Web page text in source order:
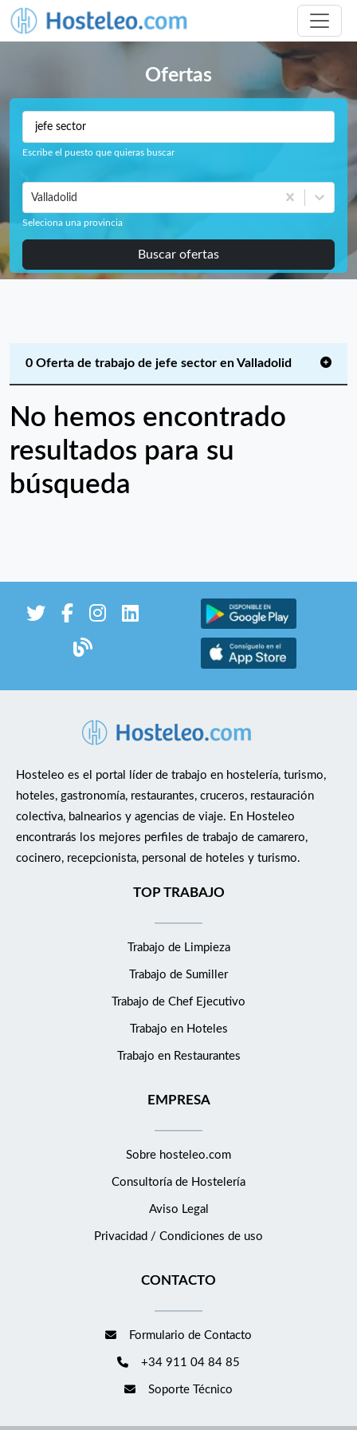
Ofertas
Escribe el puesto que quieras buscar
Valladolid
Seleciona una provincia
Buscar ofertas
0 Oferta de trabajo de jefe sector en Valladolid
No hemos encontrado
resultados para su
búsqueda
Hosteleo es el portal líder de trabajo en hostelería, turismo,
hoteles, gastronomía, restaurantes, cruceros, restauración
colectiva, balnearios y agencias de viaje. En Hosteleo
encontrarás los mejores perfiles de trabajo de camarero,
cocinero, recepcionista, personal de hoteles y turismo.
TOP TRABAJO
Trabajo de Limpieza
Trabajo de Sumiller
Trabajo de Chef Ejecutivo
Trabajo en Hoteles
Trabajo en Restaurantes
EMPRESA
Sobre hosteleo.com
Consultoría de Hostelería
Aviso Legal
Privacidad / Condiciones de uso
CONTACTO
Formulario de Contacto
+34 911 04 84 85
Soporte Técnico